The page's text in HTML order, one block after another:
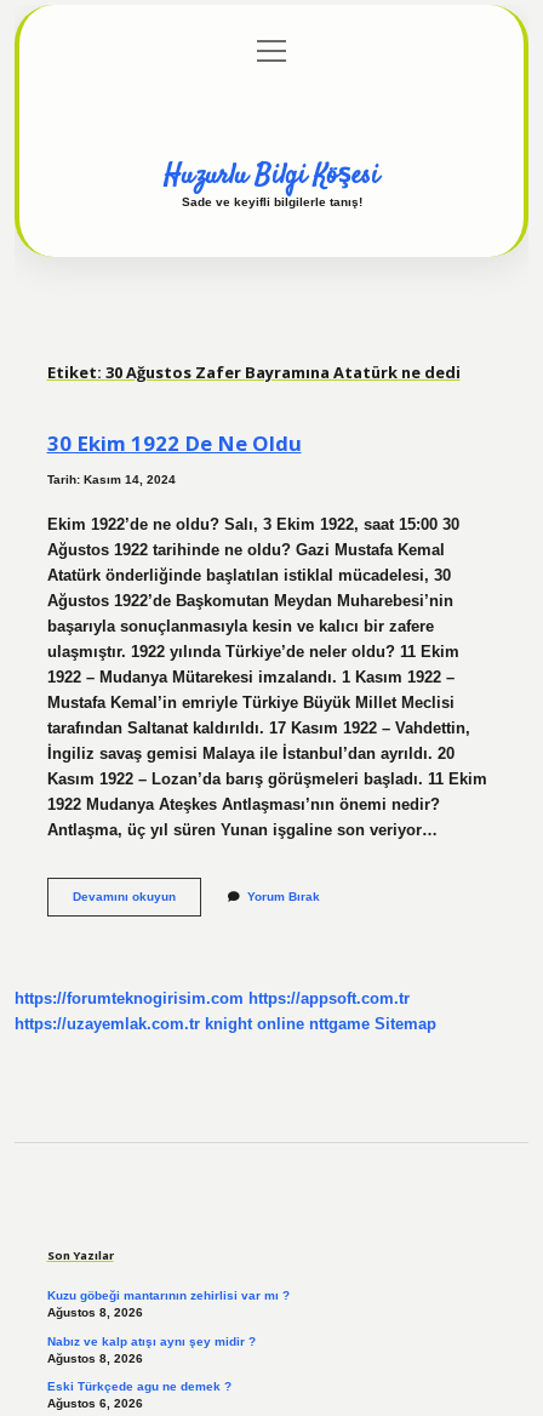
Gizlilik Politikası
menüyü
aç
Huzurlu Bilgi Köşesi
Sade ve keyifli bilgilerle tanış!
Etiket: 30 Ağustos Zafer Bayramına Atatürk ne dedi
30 Ekim 1922 De Ne Oldu
Tarih: Kasım 14, 2024
Ekim 1922’de ne oldu? Salı, 3 Ekim 1922, saat 15:00 30
Ağustos 1922 tarihinde ne oldu? Gazi Mustafa Kemal
Atatürk önderliğinde başlatılan istiklal mücadelesi, 30
Ağustos 1922’de Başkomutan Meydan Muharebesi’nin
başarıyla sonuçlanmasıyla kesin ve kalıcı bir zafere
ulaşmıştır. 1922 yılında Türkiye’de neler oldu? 11 Ekim
1922 – Mudanya Mütarekesi imzalandı. 1 Kasım 1922 –
Mustafa Kemal’in emriyle Türkiye Büyük Millet Meclisi
tarafından Saltanat kaldırıldı. 17 Kasım 1922 – Vahdettin,
İngiliz savaş gemisi Malaya ile İstanbul’dan ayrıldı. 20
Kasım 1922 – Lozan’da barış görüşmeleri başladı. 11 Ekim
1922 Mudanya Ateşkes Antlaşması’nın önemi nedir?
Antlaşma, üç yıl süren Yunan işgaline son veriyor…
Devamını okuyun30
Yorum Bırak
https://forumteknogirisim.com https://appsoft.com.tr
https://uzayemlak.com.tr knight online nttgame Sitemap
Son Yazılar
Kuzu göbeği mantarının zehirlisi var mı ?
Ağustos 8, 2026
Nabız ve kalp atışı aynı şey midir ?
Ağustos 8, 2026
Eski Türkçede agu ne demek ?
Ağustos 6, 2026